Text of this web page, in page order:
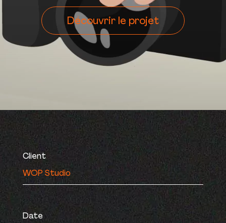
Découvrir le projet
Client
WOP Studio
Date